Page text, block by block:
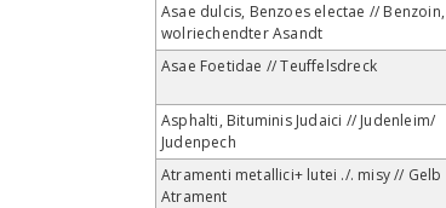
Asae dulcis, Benzoes electae // Benzoin,
wolriechendter Asandt
Asae Foetidae // Teuffelsdreck
Asphalti, Bituminis Judaici // Judenleim/
Judenpech
Atramenti metallici+ lutei ./. misy // Gelb
Atrament